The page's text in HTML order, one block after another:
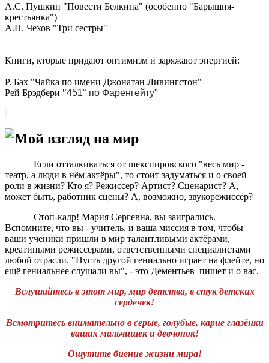
А.С. Пушкин "Повести Белкина" (особенно "Барышня-
крестьянка")
А.П. Чехов "Три сестры"
Книги, кторые придают оптимизм и заряжают энергией:
Р. Бах "Чайка по имени Джонатан Ливингстон"
Рей Брэдбери "451° по Фаренгейту"
Мой взгляд на мир
Если отталкиваться от шекспировского "весь мир -
театр, а люди в нём актёры", то стоит задуматься и о своей
роли в жизни? Кто я? Режиссер? Артист? Сценарист? А,
может быть, работник сцены? А, возможно, звукорежиссёр?
Стоп-кадр! Мария Сергевна, вы заигрались.
Вспомните, что вы - учитель, и ваша миссия в том, чтобы
ваши ученики пришли в мир талантливыми актёрами,
креатиными режиссерами, ответственными специалистами
любой отрасли. "Пусть другой гениально играет на флейте, но
ещё гениальнее слушали вы", - это Дементьев пишет и о вас.
Вслушайтесь в этот мир, мир детства, в стук детских
сердечек!
Всмотритесь внимательно в серые, голубые, карие глазёнки
ваших мальчишек и девчонок!
Ощутите биение жизни мира!